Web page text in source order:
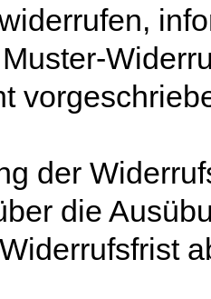
der
die